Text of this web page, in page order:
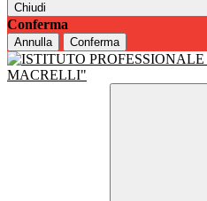
Chiudi
Conferma
Annulla Conferma